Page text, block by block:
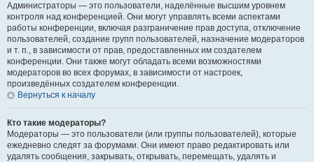
Администраторы — это пользователи, наделённые высшим уровнем
контроля над конференцией. Они могут управлять всеми аспектами
работы конференции, включая разграничение прав доступа, отключение
пользователей, создание групп пользователей, назначение модераторов
и т. п., в зависимости от прав, предоставленных им создателем
конференции. Они также могут обладать всеми возможностями
модераторов во всех форумах, в зависимости от настроек,
произведённых создателем конференции.
Вернуться к началу
Кто такие модераторы?
Модераторы — это пользователи (или группы пользователей), которые
ежедневно следят за форумами. Они имеют право редактировать или
удалять сообщения, закрывать, открывать, перемещать, удалять и